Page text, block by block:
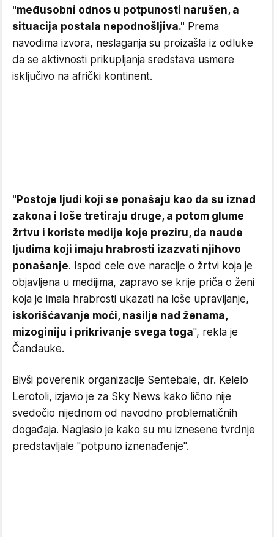
"međusobni odnos u potpunosti narušen, a
situacija postala nepodnošljiva." Prema
navodima izvora, neslaganja su proizašla iz odluke
da se aktivnosti prikupljanja sredstava usmere
isključivo na afrički kontinent.
"Postoje ljudi koji se ponašaju kao da su iznad
zakona i loše tretiraju druge, a potom glume
žrtvu i koriste medije koje preziru, da naude
ljudima koji imaju hrabrosti izazvati njihovo
ponašanje. Ispod cele ove naracije o žrtvi koja je
objavljena u medijima, zapravo se krije priča o ženi
koja je imala hrabrosti ukazati na loše upravljanje,
iskorišćavanje moći, nasilje nad ženama,
mizoginiju i prikrivanje svega toga", rekla je
Čandauke.
Bivši poverenik organizacije Sentebale, dr. Kelelo
Lerotoli, izjavio je za Sky News kako lično nije
svedočio nijednom od navodno problematičnih
događaja. Naglasio je kako su mu iznesene tvrdnje
predstavljale "potpuno iznenađenje".